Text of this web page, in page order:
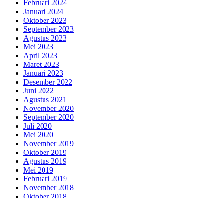
Februari 2024
Januari 2024
Oktober 2023
September 2023
Agustus 2023
Mei 2023
April 2023
Maret 2023
Januari 2023
Desember 2022
Juni 2022
Agustus 2021
November 2020
September 2020
Juli 2020
Mei 2020
November 2019
Oktober 2019
Agustus 2019
Mei 2019
Februari 2019
November 2018
Oktober 2018